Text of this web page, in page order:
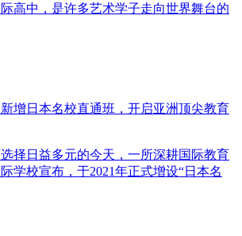
高中，是许多艺术学子走向世界舞台的
增日本名校直通班，开启亚洲顶尖教育
择日益多元的今天，一所深耕国际教育
学校宣布，于2021年正式增设“日本名